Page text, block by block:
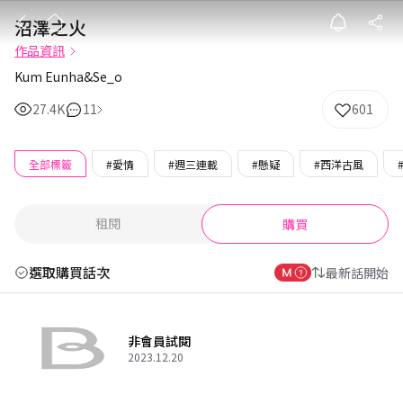
沼澤之火
沼澤之火
作品資訊
Kum Eunha&Se_o
27.4K
11 601
全部標籤 #愛情 #週三連載 #懸疑 #西洋古風
租閱 購買
選取購買話次 最新話開始
非會員試閱
2023.12.20